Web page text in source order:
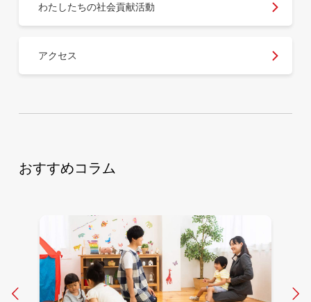
わたしたちの社会貢献活動
アクセス
おすすめコラム